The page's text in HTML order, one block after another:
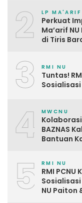
2 LP MA'ARIF
Perkuat
Ma’arif
di Tiris
3 RMI NU
Tuntas!
4 MWCNU
Kolaborasi
BAZNAS
Bantuan
5 RMI NU
RMI
NU Paiton